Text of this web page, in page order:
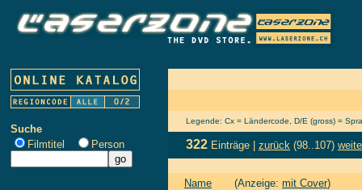
Suche
Filmtitel
Person
Legende: Cx = Ländercode, D/E (gross) =
322 Einträge | zurück (98..107)
Name (Anzeige: mit Cover)